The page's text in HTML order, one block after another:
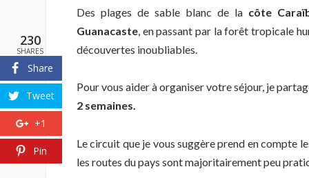
Des plages de sable blanc de la côte
Guanacaste , en passant par la forêt tropicale
découvertes inoubliables.
Pour vous aider à organiser votre séjour, je
2 semaines.
Le circuit que je vous suggère prend en compte
les routes du pays sont majoritairement peu
230
SHARES
Share
Tweet
+1
Pin